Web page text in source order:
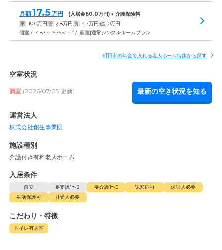
月額17.5 万円 (入居金60.0万円) + 介護保険料
家 10.0万円 管 2.8万円 食 4.7万円 他 0万円
個室 / 14.87～15.75㎡m2 / [個室]通常シングルルームプラン
町田市の年金で入れる老人ホーム特集から探す
空室状況
満室 (2026/07/08 更新) 最新の空き状況を知る
運営法人
株式会社創生事業団
施設種別
介護付き有料老人ホーム
入居条件
自立 要支援1〜2 要介護1〜5 認知症可
保証人必要
生活保護可
引受人必要
こだわり・特徴
トイレ有居室